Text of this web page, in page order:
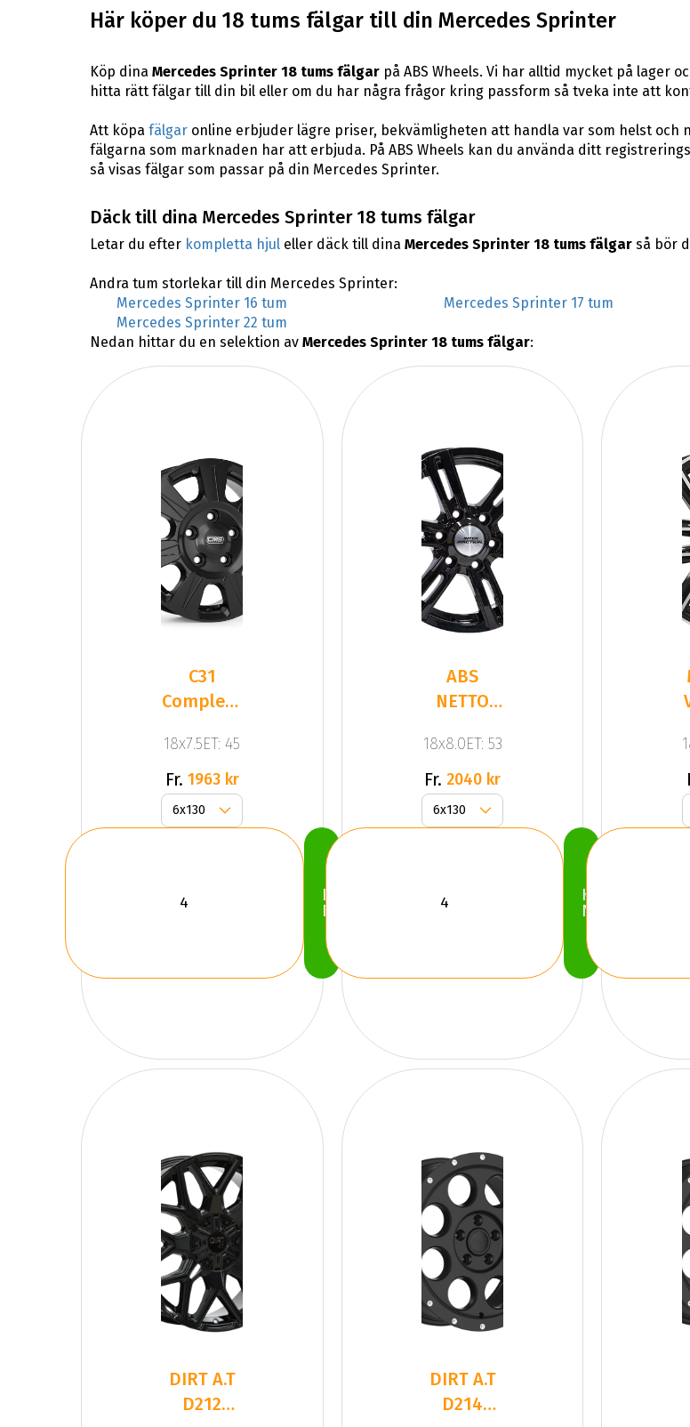
Här köper du 18 tums fälgar till din Mercedes Sprinter
Köp dina Mercedes Sprinter 18 tums fälgarpå ABS Wheels. Vi har alltid mycket på lager
hitta rätt fälgar till din bil eller om du har några frågor kring passform så tveka inte att
Att köpa fälgaronline erbjuder lägre priser, bekvämligheten att handla var som helst och
fälgarna som marknaden har att erbjuda. På ABS Wheels kan du använda ditt
så visas fälgar som passar på din Mercedes Sprinter.
Däck till dina Mercedes Sprinter 18 tums fälgar
Letar du efter kompletta hjuleller däck till dina Mercedes Sprinter 18 tums fälgarså bör
Andra tum storlekar till din Mercedes Sprinter:
Mercedes Sprinter 16 tum
Mercedes Sprinter 17 tum
Mercedes Sprinter 22 tum
Nedan hittar du en selektion av Mercedes Sprinter 18 tums fälgar:
C31
Complete
Gloss
18x7.5ET: 45
Fr. 1963 kr
Köp
Nu
ABS
NETTO
6-SP
Gloss
Black
18x8.0ET: 53
Fr. 2040 kr
Köp
Nu
DIRT A.T
D212
DIRT A.T
D214